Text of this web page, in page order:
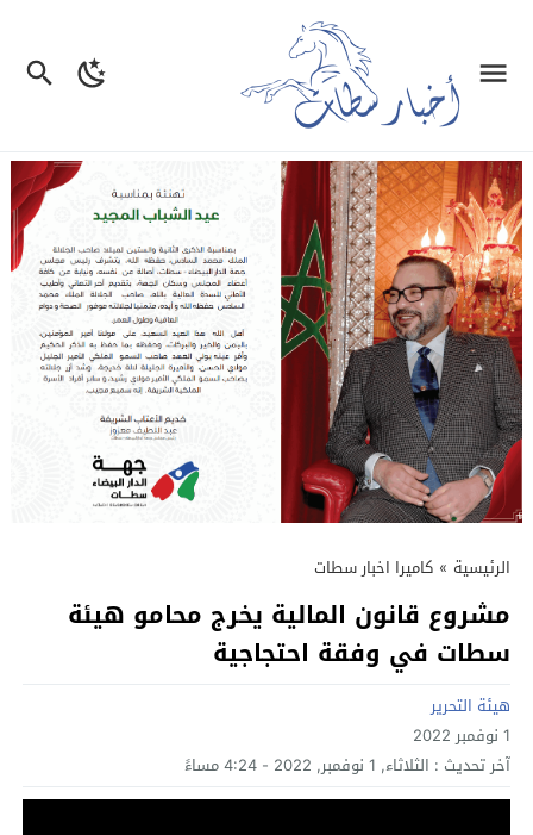
الرئيسية » كاميرا اخبار سطات
مشروع قانون المالية يخرج محامو هيئة
سطات في وفقة احتجاجية
هيئة التحرير
1 نوفمبر 2022
آخر تحديث : الثلاثاء, 1 نوفمبر, 2022 - 4:24 مساءً